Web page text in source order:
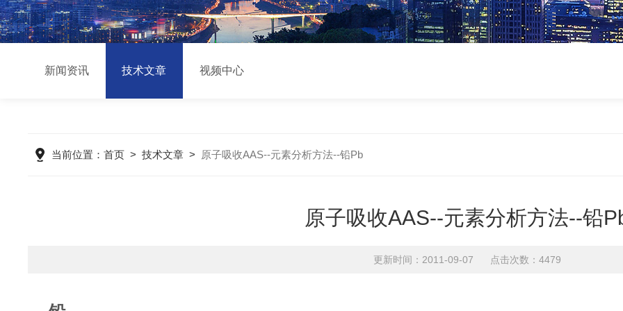
新闻资讯 技术文章 视频中心
当前位置：首页 >技术文章 > 原子吸收AAS--元素分析方法--铅Pb
原子吸收AAS--元素分析方法--铅
更新时间：2011-09-07 点击次数：4479